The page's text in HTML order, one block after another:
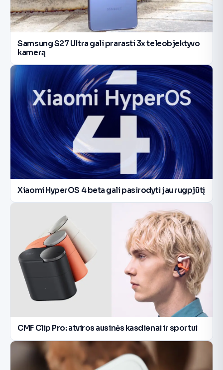
Samsung S27 Ultra gali prarasti 3x teleobjektyvo
kamerą
Xiaomi HyperOS 4 beta gali pasirodyti jau rugpjūtį
CMF Clip Pro: atviros ausinės kasdienai ir sportui